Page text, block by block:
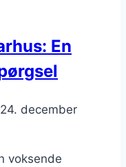
En
24. december
voksende